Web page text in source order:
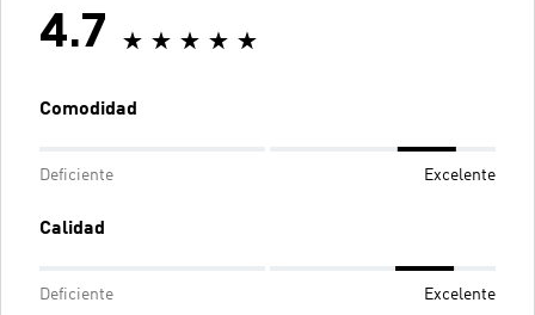
4.7
Comodidad
Deficiente Excelente
Calidad
Deficiente Excelente